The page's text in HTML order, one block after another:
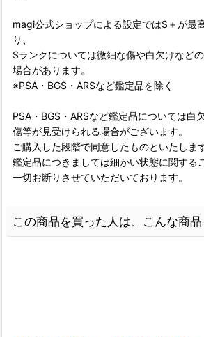
magi公式ショップによる設定ではS＋が最
り、
Sランクについては微細な傷や白欠けなど
場合があります。
※PSA・BGS・ARSなど鑑定品を除く
PSA・BGS・ARSなど鑑定品については白
傷等が見受けられる場合がございます。
ご購入した段階で同意したものといたします
鑑定品につきましては細かい状態に関する
一切お断りさせていただいております。
この商品を買った人は、こんな商